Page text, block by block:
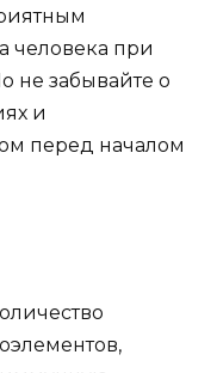
человека при
не забывайте о
и
перед началом